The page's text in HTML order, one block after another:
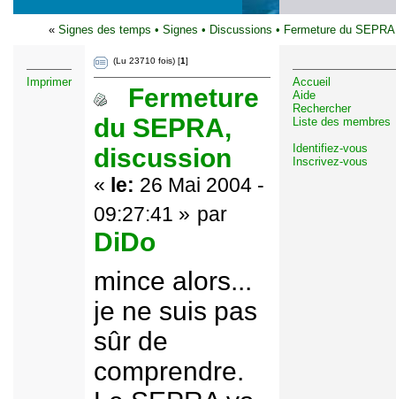
« Signes des temps • Signes • Discussions • Fermeture du
Imprimer
(Lu 23710 fois) [1]
Fermeture
du SEPRA,
discussion
« le: 26 Mai 2004 -
09:27:41 » par
DiDo
mince alors...
je ne suis pas
sûr de
comprendre.
Accueil
Aide
Rechercher
Liste des membres
Identifiez-vous
Inscrivez-vous